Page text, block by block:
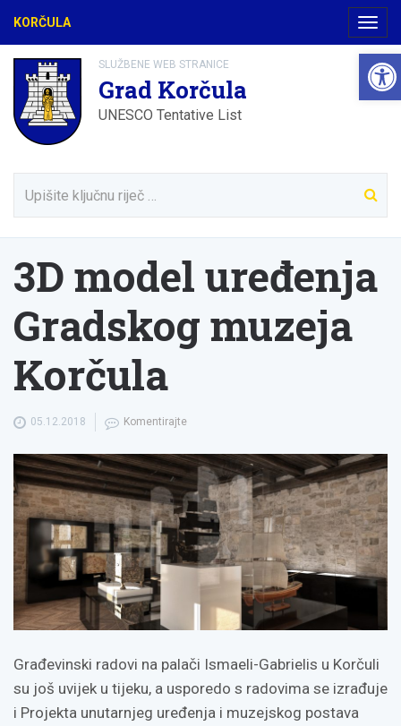
KORČULA
SLUŽBENE WEB STRANICE
Grad Korčula
UNESCO Tentative List
3D model uređenja
Gradskog muzeja
Korčula
05.12.2018 Komentirajte
Građevinski radovi na palači Ismaeli-Gabrielis u Korčuli
su još uvijek u tijeku, a usporedo s radovima se izrađuje
i Projekta unutarnjeg uređenja i muzejskog postava